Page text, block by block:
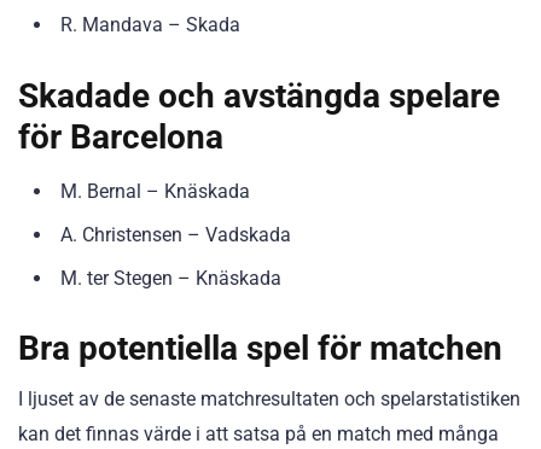
R. Mandava – Skada
Skadade och avstängda spelare
för Barcelona
M. Bernal – Knäskada
A. Christensen – Vadskada
M. ter Stegen – Knäskada
Bra potentiella spel för matchen
I ljuset av de senaste matchresultaten och spelarstatistiken
kan det finnas värde i att satsa på en match med många